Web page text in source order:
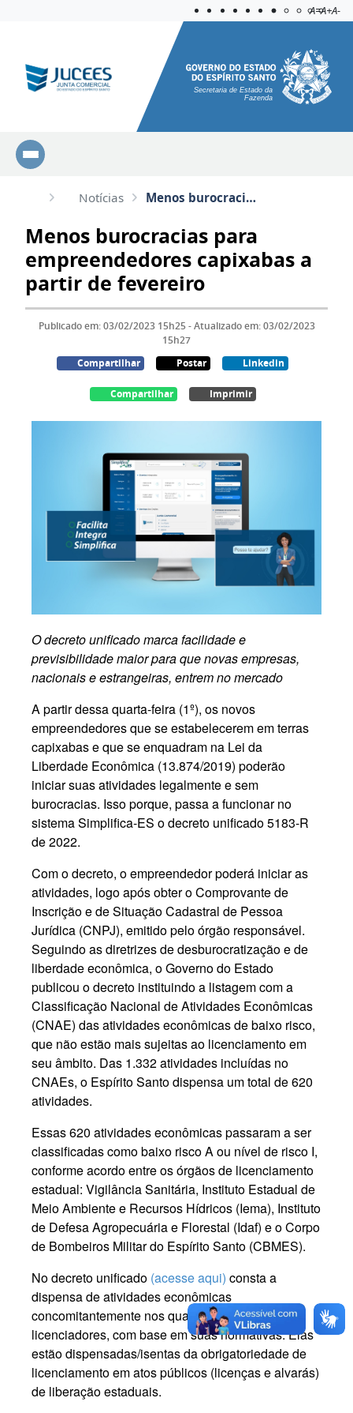
Aplicar
A=A+A-
Secretaria de Estado da
Fazenda
Notícias Menos burocracias para empreendedores capixabas a partir de fevereiro
Menos burocracias para
empreendedores capixabas a
partir de fevereiro
Publicado em: 03/02/2023 15h25 - Atualizado em: 03/02/2023
15h27
Compartilhar
Postar Linkedin
Compartilhar Imprimir
O decreto unificado marca facilidade e
previsibilidade maior para que novas empresas,
nacionais e estrangeiras, entrem no mercado
A partir dessa quarta-feira (1º), os novos
empreendedores que se estabelecerem em terras
capixabas e que se enquadram na Lei da
Liberdade Econômica (13.874/2019) poderão
iniciar suas atividades legalmente e sem
burocracias. Isso porque, passa a funcionar no
sistema Simplifica-ES o decreto unificado 5183-R
de 2022.
Com o decreto, o empreendedor poderá iniciar as
atividades, logo após obter o Comprovante de
Inscrição e de Situação Cadastral de Pessoa
Jurídica (CNPJ), emitido pelo órgão responsável.
Seguindo as diretrizes de desburocratização e de
liberdade econômica, o Governo do Estado
publicou o decreto instituindo a listagem com a
Classificação Nacional de Atividades Econômicas
(CNAE) das atividades econômicas de baixo risco,
que não estão mais sujeitas ao licenciamento em
seu âmbito. Das 1.332 atividades incluídas no
CNAEs, o Espírito Santo dispensa um total de 620
atividades.
Essas 620 atividades econômicas passaram a ser
classificadas como baixo risco A ou nível de risco I,
conforme acordo entre os órgãos de licenciamento
estadual: Vigilância Sanitária, Instituto Estadual de
Meio Ambiente e Recursos Hídricos (Iema), Instituto
de Defesa Agropecuária e Florestal (Idaf) e o Corpo
de Bombeiros Militar do Espírito Santo (CBMES).
No decreto unificado (acesse aqui) consta a
dispensa de atividades econômicas
concomitantemente nos quatro órgãos estaduais
licenciadores, com base em suas normativas. Elas
estão dispensadas/isentas da obrigatoriedade de
licenciamento em atos públicos (licenças e alvarás)
de liberação estaduais.